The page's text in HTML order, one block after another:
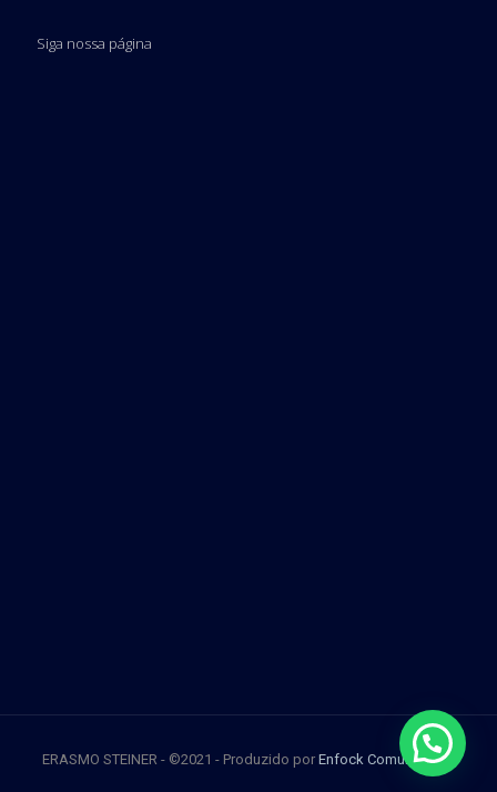
Siga nossa página
ERASMO STEINER - ©2021 - Produzido por Enfock Comunicação